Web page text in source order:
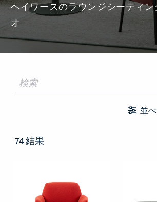
ヘイワースのラウンジシーティン
オ
並
74 結果